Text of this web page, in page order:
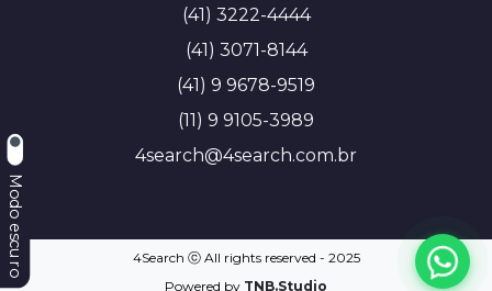
Modo escuro
(41) 3222-4444
(41) 3071-8144
(41) 9 9678-9519
(11) 9 9105-3989
4search@4search.com.br
4Search ⓒ All rights reserved - 2025
Powered by TNB.Studio